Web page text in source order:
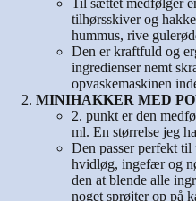
Til sættet medfølger
tilhørsskiver og
hummus, rive
Den er kraftfuld og
ingredienser nemt
opvaskemaskinen
MINIHAKKER MED
2. punkt er den
ml. En størrelse jeg
Den passer perfekt til
hvidløg, ingefær og
den at blende alle
noget sprøjter op på